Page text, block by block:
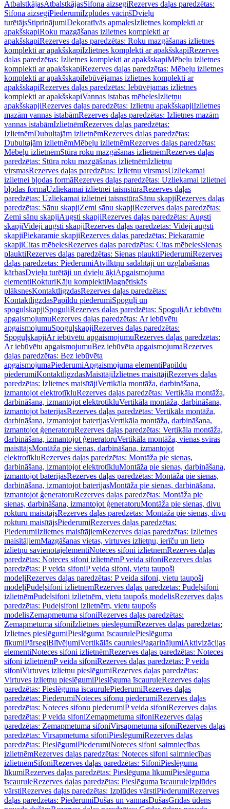
AtbalstkājasAtbalstkājasSifona aizsegiRezerves daļas paredzētas:
Sifona aizsegiPiederumiIzplūdes vāciņšDvieļu
turētājsStiprinājumiDekoratīvās apmalesIzlietnes komplekti ar
apakšskapiRoku mazgāšanas izlietnes komplekti ar
apakšskapiRezerves daļas paredzētas: Roku mazgāšanas izlietnes
komplekti ar apakšskapiIzlietnes komplekti ar apakšskapiRezerves
daļas paredzētas: Izlietnes komplekti ar apakšskapiMēbeļu izlietnes
komplekti ar apakšskapiRezerves daļas paredzētas: Mēbeļu izlietnes
komplekti ar apakšskapiIebūvējamas izlietnes komplekti ar
apakšskapiRezerves daļas paredzētas: Iebūvējamas izlietnes
komplekti ar apakšskapiVannas istabas mēbelesIzlietņu
apakšskapjiRezerves daļas paredzētas: Izlietņu apakšskapjiIzlietnes
mazām vannas istabāmRezerves daļas paredzētas: Izlietnes mazām
vannas istabāmIzlietnēmRezerves daļas paredzētas:
IzlietnēmDubultajām izlietnēmRezerves daļas paredzētas:
Dubultajām izlietnēmMēbeļu izlietnēmRezerves daļas paredzētas:
Mēbeļu izlietnēmStūra roku mazgāšanas izlietnēmRezerves daļas
paredzētas: Stūra roku mazgāšanas izlietnēmIzlietņu
virsmasRezerves daļas paredzētas: Izlietņu virsmasUzliekamai
izlietnei bļodas formāRezerves daļas paredzētas: Uzliekamai izlietnei
bļodas formāUzliekamai izlietnei taisnstūraRezerves daļas
paredzētas: Uzliekamai izlietnei taisnstūraSānu skapjiRezerves daļas
paredzētas: Sānu skapjiZemi sānu skapjiRezerves daļas paredzētas:
Zemi sānu skapjiAugsti skapjiRezerves daļas paredzētas: Augsti
skapjiVidēji augsti skapjiRezerves daļas paredzētas: Vidēji augsti
skapjiPiekaramie skapjiRezerves daļas paredzētas: Piekaramie
skapjiCitas mēbelesRezerves daļas paredzētas: Citas mēbelesSienas
plauktiRezerves daļas paredzētas: Sienas plauktiPiederumiRezerves
daļas paredzētas: PiederumiAtvilktņu sadalītāji un uzglabāšanas
kārbasDvieļu turētāji un dvieļu āķiApgaismojuma
elementiRokturiKāju komplektiMagnētiskās
plāksnesKontaktligzdasRezerves daļas paredzētas:
KontaktligzdasPapildu piederumiSpoguļi un
spoguļskapjiSpoguļiRezerves daļas paredzētas: SpoguļiAr iebūvētu
apgaismojumuRezerves daļas paredzētas: Ar iebūvētu
apgaismojumuSpoguļskapjiRezerves daļas paredzētas:
SpoguļskapjiAr iebūvētu apgaismojumuRezerves daļas paredzētas:
Ar iebūvētu apgaismojumuBez iebūvēta apgaismojumaRezerves
daļas paredzētas: Bez iebūvēta
apgaismojumaPiederumiApgaismojuma elementiPapildu
piederumiKontaktligzdasMaisītājiIzlietnes maisītājiRezerves daļas
paredzētas: Izlietnes maisītājiVertikāla montāža, darbināšana,
izmantojot elektrotīkluRezerves daļas paredzētas: Vertikāla montāža,
darbināšana, izmantojot elektrotīkluVertikāla montāža, darbināšana,
izmantojot baterijasRezerves daļas paredzētas: Vertikāla montāža,
darbināšana, izmantojot baterijasVertikāla montāža, darbināšana,
izmantojot ģeneratoruRezerves daļas paredzētas: Vertikāla montāža,
darbināšana, izmantojot ģeneratoruVertikāla montāža, vienas sviras
maisītājsMontāža pie sienas, darbināšana, izmantojot
elektrotīkluRezerves daļas paredzētas: Montāža pie sienas,
darbināšana, izmantojot elektrotīkluMontāža pie sienas, darbināšana,
izmantojot baterijasRezerves daļas paredzētas: Montāža pie sienas,
darbināšana, izmantojot baterijasMontāža pie sienas, darbināšana,
izmantojot ģeneratoruRezerves daļas paredzētas: Montāža pie
sienas, darbināšana, izmantojot ģeneratoruMontāža pie sienas, divu
rokturu maisītājsRezerves daļas paredzētas: Montāža pie sienas, divu
rokturu maisītājsPiederumiRezerves daļas paredzētas:
PiederumiIzlietnes maisītājiemRezerves daļas paredzētas: Izlietnes
maisītājiemMazgāšanas vietas, virtuves izlietņu, ierīču un lieto
izlietņu savienotājelementiNoteces sifoni izlietnēmRezerves daļas
paredzētas: Noteces sifoni izlietnēmP veida sifoniRezerves daļas
paredzētas: P veida sifoniP veida sifoni, vietu taupoši
modeļiRezerves daļas paredzētas: P veida sifoni, vietu taupoši
modeļiPudeļsifoni izlietnēmRezerves daļas paredzētas: Pudeļsifoni
izlietnēmPudeļsifoni izlietnēm, vietu taupošs modelisRezerves daļas
paredzētas: Pudeļsifoni izlietnēm, vietu taupošs
modelisZemapmetuma sifoniRezerves daļas paredzētas:
Zemapmetuma sifoniIzlietnes pieslēgumiRezerves daļas paredzētas:
Izlietnes pieslēgumiPieslēguma īscaurulePieslēguma
līkumiPārsegiBlīvējumiVertikālās caurulesPagarinājumiAktivizācijas
elementiNoteces sifoni izlietnēmRezerves daļas paredzētas: Noteces
sifoni izlietnēmP veida sifoniRezerves daļas paredzētas: P veida
sifoniVirtuves izlietņu pieslēgumiRezerves daļas paredzētas:
Virtuves izlietņu pieslēgumiPieslēguma īscauruleRezerves daļas
paredzētas: Pieslēguma īscaurulePiederumiRezerves daļas
paredzētas: PiederumiNoteces sifonu piederumiRezerves daļas
paredzētas: Noteces sifonu piederumiP veida sifoniRezerves daļas
paredzētas: P veida sifoniZemapmetuma sifoniRezerves daļas
paredzētas: Zemapmetuma sifoniVirsapmetuma sifoniRezerves daļas
paredzētas: Virsapmetuma sifoniPieslēgumiRezerves daļas
paredzētas: PieslēgumiPiederumiNoteces sifoni saimniecības
izlietnēmRezerves daļas paredzētas: Noteces sifoni saimniecības
izlietnēmSifoniRezerves daļas paredzētas: SifoniPieslēguma
līkumiRezerves daļas paredzētas: Pieslēguma līkumiPieslēguma
īscauruleRezerves daļas paredzētas: Pieslēguma īscauruleIzplūdes
vārstiRezerves daļas paredzētas: Izplūdes vārstiPiederumiRezerves
daļas paredzētas: PiederumiDušas un vannasDušasGrīdas ūdens